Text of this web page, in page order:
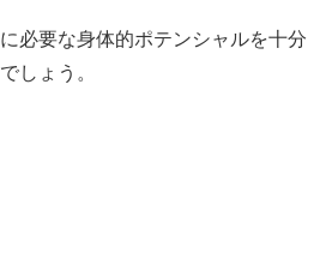
必要な身体的ポテンシャルを十分
しょう。